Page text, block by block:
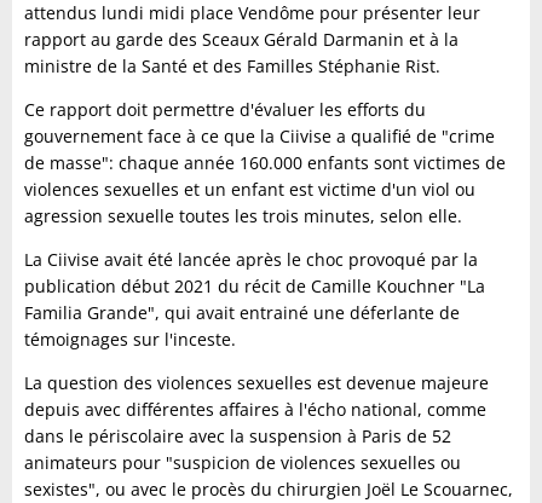
attendus lundi midi place Vendôme pour présenter leur
rapport au garde des Sceaux Gérald Darmanin et à la
ministre de la Santé et des Familles Stéphanie Rist.
Ce rapport doit permettre d'évaluer les efforts du
gouvernement face à ce que la Ciivise a qualifié de "crime
de masse": chaque année 160.000 enfants sont victimes de
violences sexuelles et un enfant est victime d'un viol ou
agression sexuelle toutes les trois minutes, selon elle.
La Ciivise avait été lancée après le choc provoqué par la
publication début 2021 du récit de Camille Kouchner "La
Familia Grande", qui avait entrainé une déferlante de
témoignages sur l'inceste.
La question des violences sexuelles est devenue majeure
depuis avec différentes affaires à l'écho national, comme
dans le périscolaire avec la suspension à Paris de 52
animateurs pour "suspicion de violences sexuelles ou
sexistes", ou avec le procès du chirurgien Joël Le Scouarnec,